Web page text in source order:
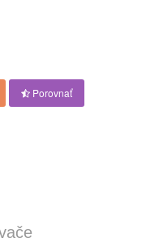
Porovnať